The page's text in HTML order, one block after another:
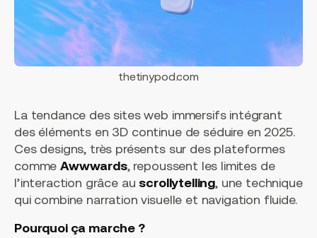
thetinypod.com
La tendance des sites web immersifs intégrant
des éléments en 3D continue de séduire en 2025.
Ces designs, très présents sur des plateformes
commeAwwwards, repoussent les limites de
l’interaction grâce au scrollytelling, une technique
qui combine narration visuelle et navigation fluide.
Pourquoi ça marche ?